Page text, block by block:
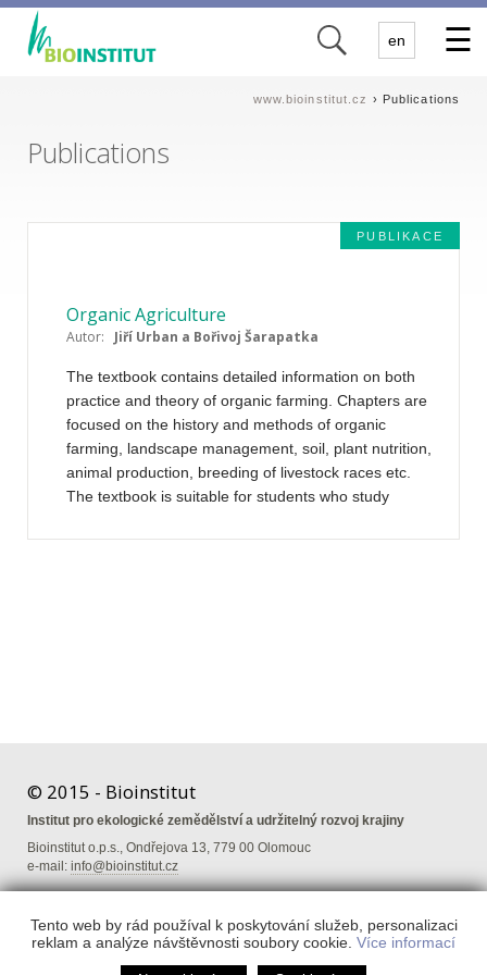
Tento web by rád používal k poskytování služeb, personalizaci
reklam a analýze návštěvnosti soubory cookie. Více informací
en
✕
www.bioinstitut.cz › Publications
Publications
PUBLIKACE
Organic Agriculture
Autor: Jiří Urban a Bořivoj Šarapatka
The textbook contains detailed information on both
practice and theory of organic farming. Chapters are
focused on the history and methods of organic
farming, landscape management, soil, plant nutrition,
animal production, breeding of livestock races etc.
The textbook is suitable for students who study
© 2015 - Bioinstitut
Institut pro ekologické zemědělství a udržitelný rozvoj krajiny
Bioinstitut o.p.s., Ondřejova 13, 779 00 Olomouc
e-mail: info@bioinstitut.cz